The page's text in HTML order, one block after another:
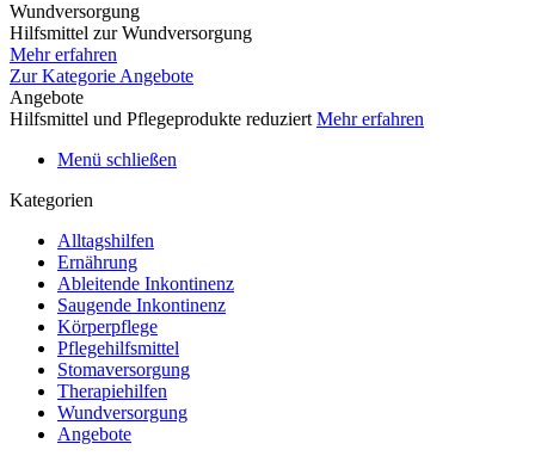
Wundversorgung
Hilfsmittel zur Wundversorgung
Mehr erfahren
Zur Kategorie Angebote
Angebote
Hilfsmittel und Pflegeprodukte reduziert Mehr erfahren
Menü schließen
Kategorien
Alltagshilfen
Ernährung
Ableitende Inkontinenz
Saugende Inkontinenz
Körperpflege
Pflegehilfsmittel
Stomaversorgung
Therapiehilfen
Wundversorgung
Angebote